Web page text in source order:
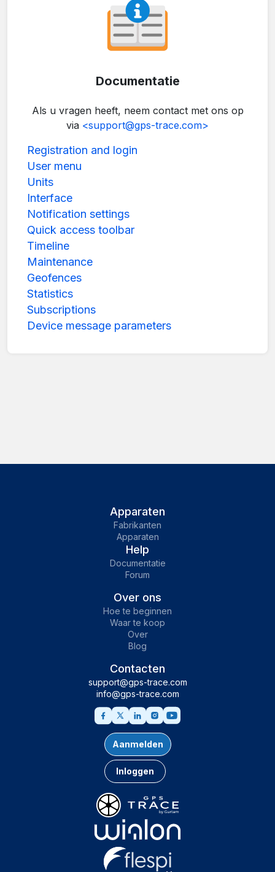
Documentatie
Als u vragen heeft, neem contact met ons op
via <support@gps-trace.com>
Registration and login
User menu
Units
Interface
Notification settings
Quick access toolbar
Timeline
Maintenance
Geofences
Statistics
Subscriptions
Device message parameters
Apparaten
Fabrikanten
Apparaten
Help
Documentatie
Forum
Over ons
Hoe te beginnen
Waar te koop
Over
Blog
Contacten
support@gps-trace.com
info@gps-trace.com
Aanmelden
Inloggen